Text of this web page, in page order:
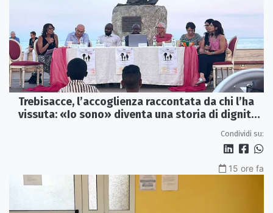
Trebisacce, l’accoglienza raccontata da chi l’ha
vissuta: «Io sono» diventa una storia di dignità
Condividi su:
15 ore fa